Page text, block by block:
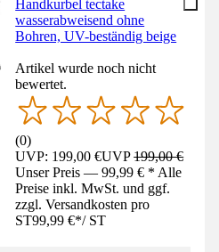
Handkurbel tectake
wasserabweisend ohne
Bohren, UV-beständig beige
Artikel wurde noch nicht
bewertet.
(0)
UVP: 199,00 €UVP199,00 €
Unser Preis — 99,99 € * Alle
Preise inkl. MwSt. und ggf.
zzgl. Versandkosten pro
ST99,99 €*/ ST